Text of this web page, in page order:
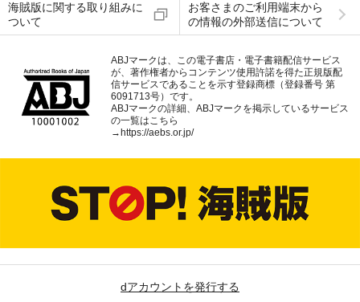
海賊版に関する取り組みに
ついて
お客さまのご利用端末から
の情報の外部送信について
ABJマークは、この電子書店・電子書籍配信サービス
が、著作権者からコンテンツ使用許諾を得た正規版配
信サービスであることを示す登録商標（登録番号 第
6091713号）です。
ABJマークの詳細、ABJマークを掲示しているサービス
の一覧はこちら
→ https://aebs.or.jp/
dアカウントを発行する